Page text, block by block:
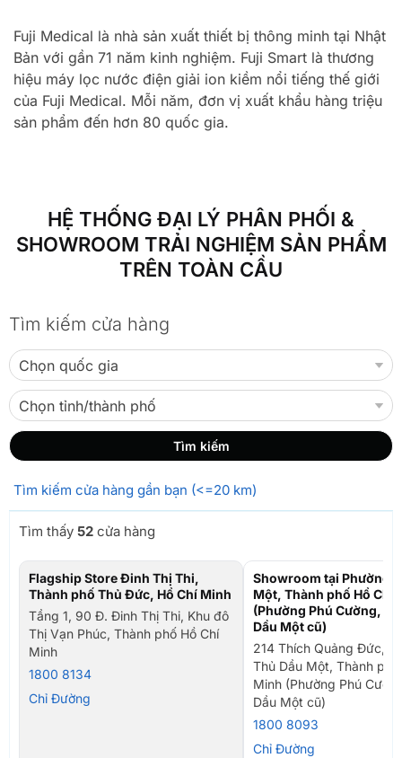
Fuji Medical là nhà sản xuất thiết bị thông minh tại Nhật
Bản với gần 71 năm kinh nghiệm. Fuji Smart là thương
hiệu máy lọc nước điện giải ion kiềm nổi tiếng thế giới
của Fuji Medical. Mỗi năm, đơn vị xuất khẩu hàng triệu
sản phẩm đến hơn 80 quốc gia.
HỆ THỐNG ĐẠI LÝ PHÂN PHỐI &
SHOWROOM TRẢI NGHIỆM SẢN PHẨM
TRÊN TOÀN CẦU
Tìm kiếm cửa hàng
Tìm kiếm cửa hàng gần bạn (<=20 km)
Tìm thấy 52 cửa hàng
Flagship Store Đinh Thị Thi,
Thành phố Thủ Đức, Hồ Chí Minh
Tầng 1, 90 Đ. Đinh Thị Thi, Khu đô
Thị Vạn Phúc, Thành phố Hồ Chí
Minh
1800 8134
Chỉ Đường
Showroom tại Phường
Một, Thành phố Hồ Chí
(Phường Phú Cường,
Dầu Một cũ)
214 Thích Quảng Đức,
Thủ Dầu Một, Thành phố
Minh (Phường Phú
Dầu Một cũ)
1800 8093
Chỉ Đường